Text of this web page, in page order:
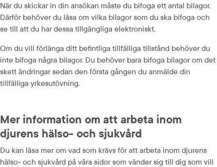
När du skickar in din ansökan måste du bifoga ett antal bilagor.
Därför behöver du läsa om vilka bilagor som du ska bifoga och
se till att du har dessa tillgängliga elektroniskt.
Om du vill förlänga ditt befintliga tillfälliga tillstånd behöver du
inte bifoga några bilagor. Du behöver bara bifoga bilagor om det
skett ändringar sedan den första gången du anmälde din
tillfälliga yrkesutövning.
Mer information om att arbeta inom
djurens hälso- och sjukvård
Du kan läsa mer om vad som krävs för att arbeta inom djurens
hälso- och sjukvård på våra sidor som vänder sig till dig som vill